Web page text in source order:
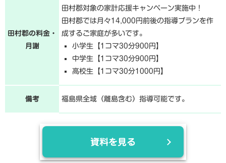
田村郡の料金・
月謝
田村郡対象の家計応援キャンペーン実施中！
田村郡では月々14,000円前後の指導プランを作
成するご家庭が多いです。
小学生【1コマ30分900円】
中学生【1コマ30分900円】
高校生【1コマ30分1000円】
備考 福島県全域（離島含む）指導可能です。
資料を見る